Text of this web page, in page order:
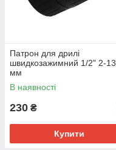
Патрон для дрилі
швидкозажимний 1/2" 2-13
мм
В наявності
230 ₴
Купити